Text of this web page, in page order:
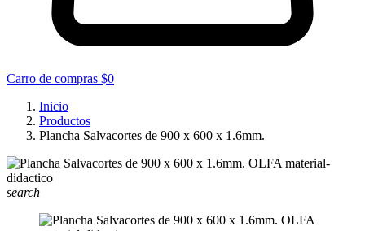
Carro de compras $0
Inicio
Productos
Plancha Salvacortes de 900 x 600 x 1.6mm.
search